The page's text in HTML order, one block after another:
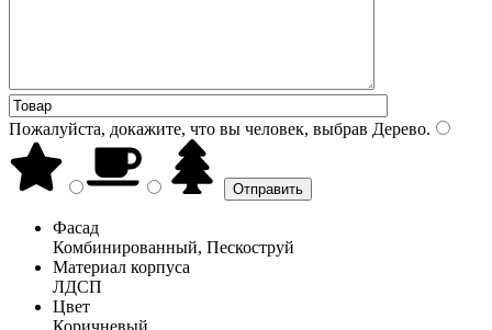
Пожалуйста, докажите, что вы человек, выбрав Дерево.
Фасад
Комбинированный, Пескоструй
Материал корпуса
ЛДСП
Цвет
Коричневый